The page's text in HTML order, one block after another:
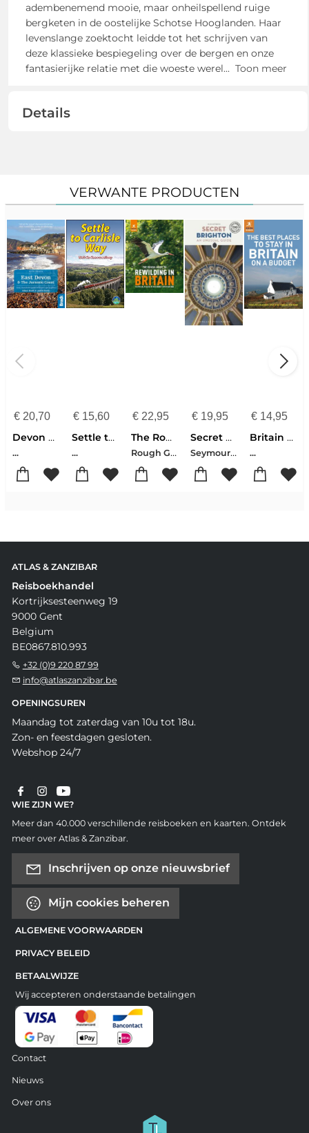
adembenemend mooie, maar onheilspellend ruige
bergketen in de oostelijke Schotse Hooglanden. Haar
levenslange zoektocht leidde tot het schrijven van
deze klassieke bespiegeling over de bergen en onze
fantasierijke relatie met die woeste werel... Toon meer
Details
VERWANTE PRODUCTEN
€20,70
Devon East & Jurassic Coast 2 slow
...
€15,60
Settle to Carlisle Way
...
€ 22,95
The Rough Guide to Rewilding in Britain
Rough Guide
€ 19,95
Secret Brighton Guide
Seymour Ellie
€ 14,95
Britain on a budget 1
...
ATLAS & ZANZIBAR
Reisboekhandel
Kortrijksesteenweg 19
9000 Gent
Belgium
BE0867.810.993
+32 (0)9 220 87 99
info@atlaszanzibar.be
OPENINGSUREN
Maandag tot zaterdag van 10u tot 18u.
Zon- en feestdagen gesloten.
Webshop 24/7
WIE ZIJN WE?
Meer dan 40.000 verschillende reisboeken en kaarten. Ontdek
meer over Atlas & Zanzibar.
Inschrijven op onze nieuwsbrief
Mijn cookies beheren
ALGEMENE VOORWAARDEN
PRIVACY BELEID
BETAALWIJZE
Wij accepteren onderstaande betalingen
Contact
Nieuws
Over ons